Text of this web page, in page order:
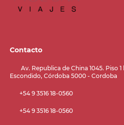
Contacto
Av. Republica de China 1045. Piso 1
Escondido, Córdoba 5000 - Cordoba
+54 9 3516 18-0560
+54 9 3516 18-0560